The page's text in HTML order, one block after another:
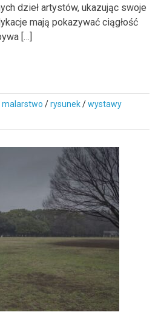
dzieł artystów, ukazując swoje
mają pokazywać ciągłość
[…]
malarstwo /rysunek/wystawy